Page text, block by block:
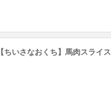
【ちいさなおくち】馬肉スライス